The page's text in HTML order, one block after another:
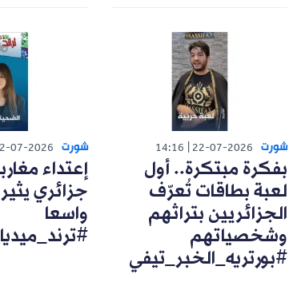
شورت 22-07-2026
14:16
بفكرة مبتكرة.. أول
لعبة بطاقات تُعرّف
الجزائريين بتراثهم
وشخصياتهم
#بورتريه_الخبر_تيفي
شورت 07-2026
إعتداء
جزائري
واسعا